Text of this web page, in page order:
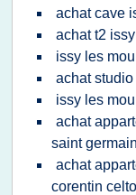
achat cave
achat t2
issy les
achat
issy les
achat
saint germain
achat
corentin